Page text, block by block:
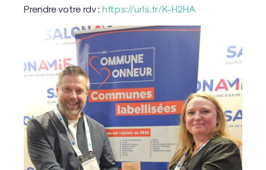
Prendre votre rdv : https://urls.fr/K-H2HA